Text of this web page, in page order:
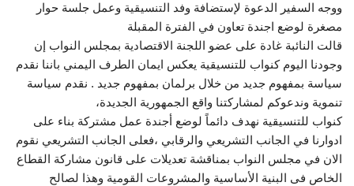
‎ووجه السفير الدعوة لإستضافة وفد التنسيقية وعمل جلسة حوار
مصغرة لوضع اجندة تعاون في الفترة المقبلة
‎قالت النائبة غادة على عضو اللجنة الاقتصادية بمجلس النواب إن
وجودنا اليوم كنواب للتنسيقية يعكس ايمان الطرف اليمني باننا نقدم
سياسة بمفهوم جديد من خلال برلمان بمفهوم جديد . نقدم سياسة
تنموية وندعوكم لمشاركتنا واقع الجمهورية الجديدة،
‎كنواب للتنسيقية نهدف دائماً لوضع أجندة عمل مشتركة بناء على
ادوارنا في الجانب التشريعي والرقابي ،فعلى الجانب التشريعي نقوم
الان في مجلس النواب بمناقشة تعديلات على قانون مشاركة القطاع
الخاص فى البنية الأساسية والمشروعات القومية وهذا لصالح